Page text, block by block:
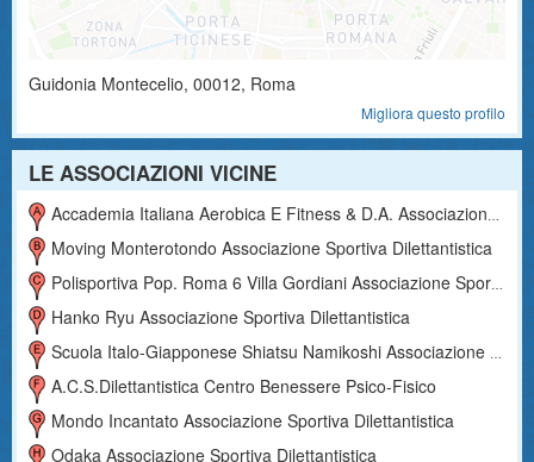
Guidonia Montecelio, 00012, Roma
Migliora questo profilo
LE ASSOCIAZIONI VICINE
Accademia Italiana Aerobica E Fitness & D.a. Associazione Sportiva Dilettantistica
Moving Monterotondo Associazione Sportiva Dilettantistica
Polisportiva Pop. Roma 6 Villa Gordiani Associazione Sportiva Dilettantistica
Hanko Ryu Associazione Sportiva Dilettantistica
Scuola Italo-Giapponese Shiatsu Namikoshi Associazione Sportiva Dilettantistica
A.c.s.dilettantistica Centro Benessere Psico-Fisico
Mondo Incantato Associazione Sportiva Dilettantistica
Odaka Associazione Sportiva Dilettantistica